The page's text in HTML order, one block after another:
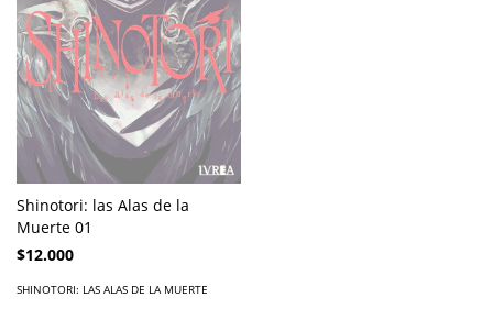
Shinotori: las Alas de la
Muerte 01
$12.000
SHINOTORI: LAS ALAS DE LA MUERTE